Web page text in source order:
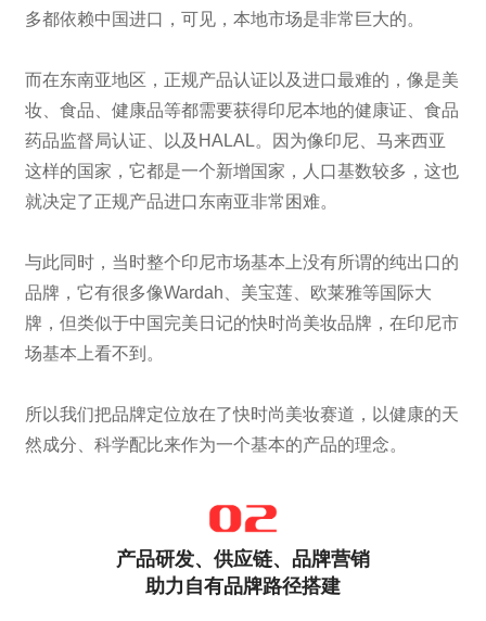
多都依赖中国进口，可见，本地市场是非常巨大的。
而在东南亚地区，正规产品认证以及进口最难的，像是美
妆、食品、健康品等都需要获得印尼本地的健康证、食品
药品监督局认证、以及HALAL。因为像印尼、马来西亚
这样的国家，它都是一个新增国家，人口基数较多，这也
就决定了正规产品进口东南亚非常困难。
与此同时，当时整个印尼市场基本上没有所谓的纯出口的
品牌，它有很多像Wardah、美宝莲、欧莱雅等国际大
牌，但类似于中国完美日记的快时尚美妆品牌，在印尼市
场基本上看不到。
所以我们把品牌定位放在了快时尚美妆赛道，以健康的天
然成分、科学配比来作为一个基本的产品的理念。
产品研发、供应链、品牌营销
助力自有品牌路径搭建